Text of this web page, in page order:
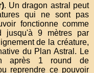
. Un dragon astral peut
qui ne sont pas
fonctionne comme
jusqu'à 9 mètres par
de la créature,
du Plan Astral. Le
après 1 round de
reprendre ce pouvoir